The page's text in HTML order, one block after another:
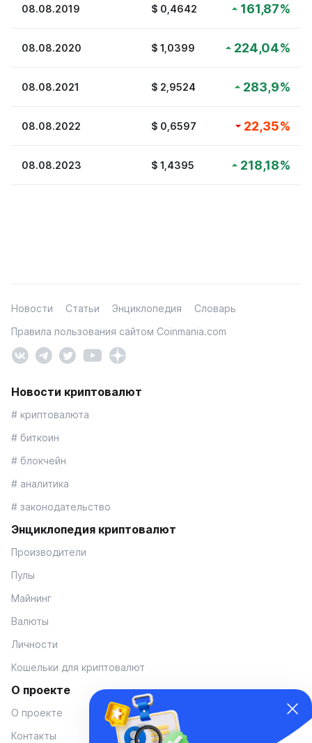
08.08.2019 $ 0,4642 161,87%
08.08.2020 $ 1,0399 224,04%
08.08.2021 $ 2,9524 283,9%
08.08.2022 $ 0,6597 22,35%
08.08.2023 $ 1,4395 218,18%
Новости Статьи Энциклопедия
Словарь
Правила пользования сайтом Coinmania.com
Новости криптовалют
# криптовалюта
# биткоин
# блокчейн
# аналитика
# законодательство
Энциклопедия криптовалют
Производители
Пулы
Майнинг
Валюты
Личности
Кошельки для криптовалют
О проекте
О проекте
Контакты